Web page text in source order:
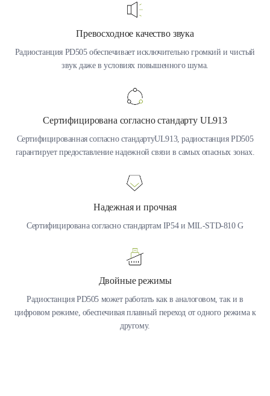
Превосходное качество звука
Радиостанция PD505 обеспечивает исключительно громкий и чистый
звук даже в условиях повышенного шума.
Сертифицирована согласно стандарту UL913
Сертифицированная согласно стандартуUL913, радиостанция PD505
гарантирует предоставление надежной связи в самых опасных зонах.
Надежная и прочная
Сертифицирована согласно стандартам IP54 и MIL-STD-810 G
Двойные режимы
Радиостанция PD505 может работать как в аналоговом, так и в
цифровом режиме, обеспечивая плавный переход от одного режима к
другому.